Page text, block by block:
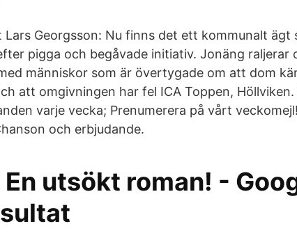
Lars Georgsson: Nu finns det ett kommunalt ägt
pigga och begåvade initiativ. Jonäng raljerar
människor som är över­tygade om att dom
att omgivningen har fel ICA Toppen,
varje vecka; Prenumerera på vårt
och erbjudande.
utsökt roman! -